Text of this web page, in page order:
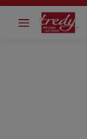
springen